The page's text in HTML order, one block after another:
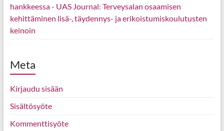
hankkeessa - UAS Journal: Terveysalan osaamisen
kehittäminen lisä-, täydennys- ja erikoistumiskoulutusten
keinoin
Meta
Kirjaudu sisään
Sisältösyöte
Kommenttisyöte